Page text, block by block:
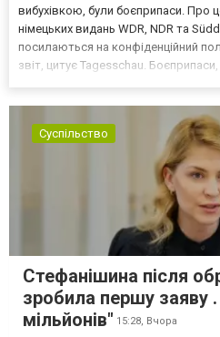
вибухівкою, були боєприпаси. Про
німецьких видань WDR, NDR та
посилаються на конфіденційний
звіт, цитує Tagesschau. Боєприпаси,
Суспільство
Стефанішина після
зробила першу заяву
мільйонів" 15:28, Вчора